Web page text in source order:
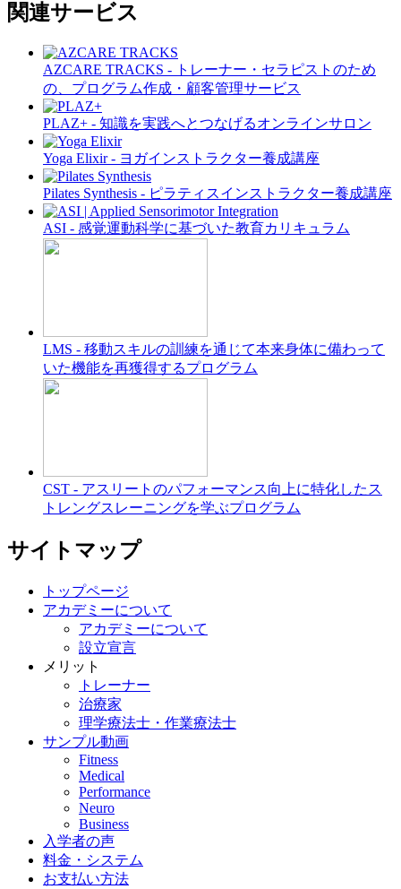
関連サービス
AZCARE TRACKS - トレーナー・セラピストのため
の、プログラム作成・顧客管理サービス
PLAZ+ - 知識を実践へとつなげるオンラインサロン
Yoga Elixir - ヨガインストラクター養成講座
Pilates Synthesis - ピラティスインストラクター養成講座
ASI - 感覚運動科学に基づいた教育カリキュラム
LMS - 移動スキルの訓練を通じて本来身体に備わって
いた機能を再獲得するプログラム
CST - アスリートのパフォーマンス向上に特化したス
トレングスレーニングを学ぶプログラム
サイトマップ
トップページ
アカデミーについて
アカデミーについて
設立宣言
メリット
トレーナー
治療家
理学療法士・作業療法士
サンプル動画
Fitness
Medical
Performance
Neuro
Business
入学者の声
料金・システム
お支払い方法